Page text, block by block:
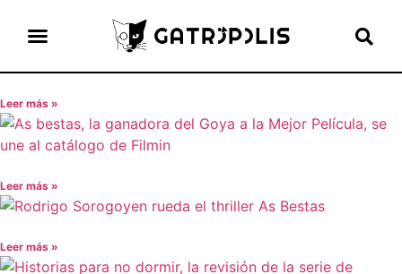
Leer más »
Leer más »
Leer más »